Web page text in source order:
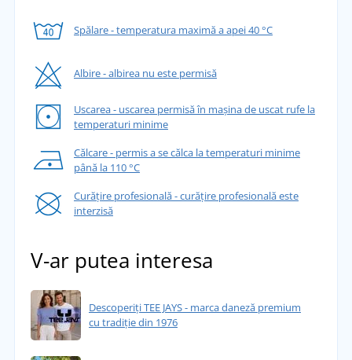
Spălare - temperatura maximă a apei 40 °C
Albire - albirea nu este permisă
Uscarea - uscarea permisă în mașina de uscat rufe la
temperaturi minime
Călcare - permis a se călca la temperaturi minime
până la 110 °C
Curățire profesională - curățire profesională este
interzisă
V-ar putea interesa
Descoperiți TEE JAYS - marca daneză premium
cu tradiție din 1976